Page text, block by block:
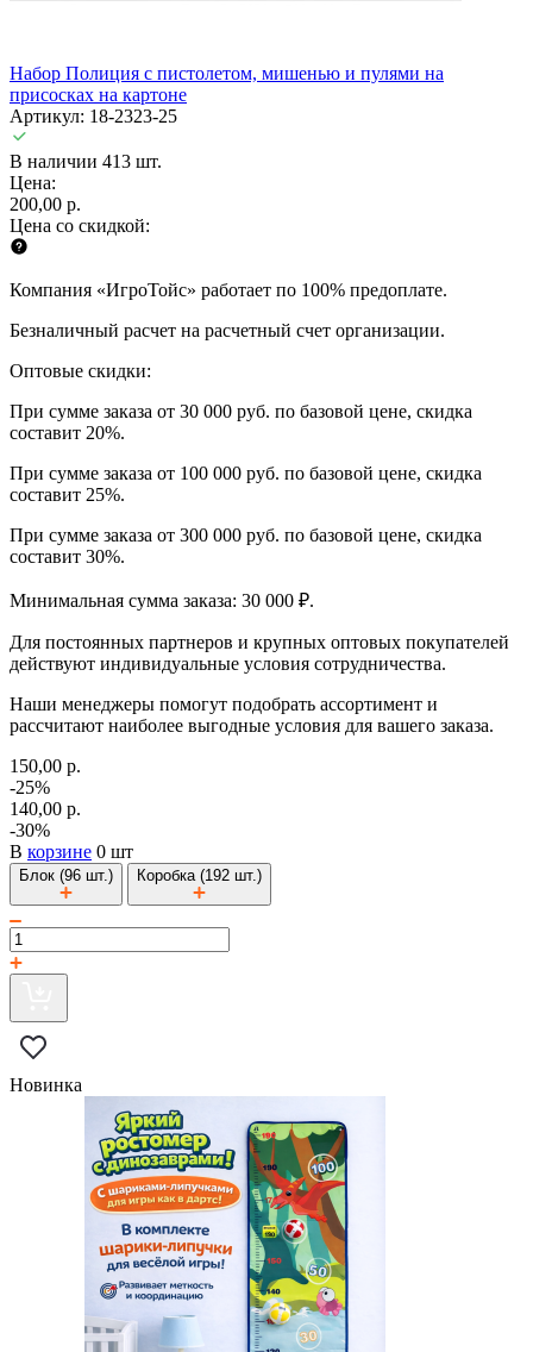
Набор Полиция с пистолетом, мишенью и пулями на
присосках на картоне
Артикул: 18-2323-25
В наличии 413 шт.
Цена:
200,00 р.
Цена со скидкой:
Компания «ИгроТойс» работает по 100% предоплате.
Безналичный расчет на расчетный счет организации.
Оптовые скидки:
При сумме заказа от 30 000 руб. по базовой цене, скидка
составит 20%.
При сумме заказа от 100 000 руб. по базовой цене, скидка
составит 25%.
При сумме заказа от 300 000 руб. по базовой цене, скидка
составит 30%.
Минимальная сумма заказа: 30 000 ₽.
Для постоянных партнеров и крупных оптовых покупателей
действуют индивидуальные условия сотрудничества.
Наши менеджеры помогут подобрать ассортимент и
рассчитают наиболее выгодные условия для вашего заказа.
150,00 р.
-25%
140,00 р.
-30%
В корзине 0 шт
Блок (96 шт.) Коробка (192 шт.)
Новинка